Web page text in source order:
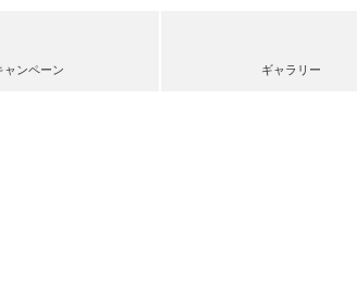
ャンペーン ギャラリー